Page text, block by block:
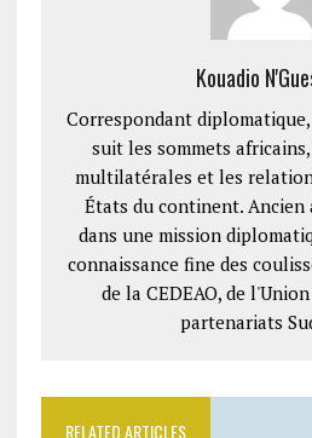
Kouadio
Correspondant
suit les sommets
multilatérales et les
États du continent. Ancien
dans une mission
connaissance fine des
de la CEDEAO, de
partenariats
RELATED ARTICLES